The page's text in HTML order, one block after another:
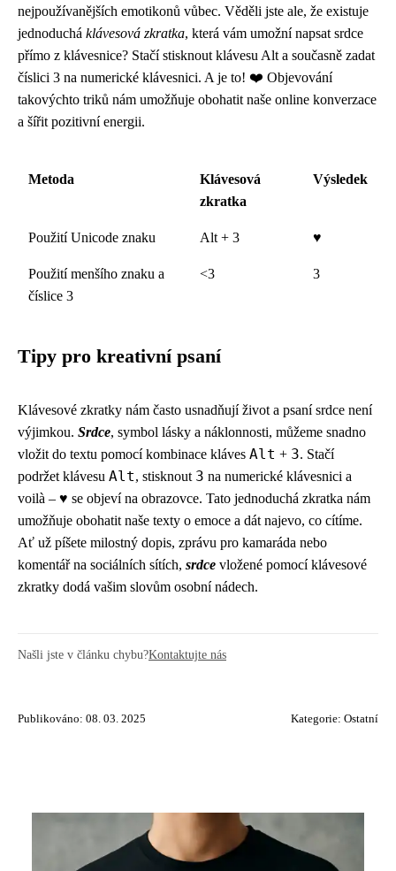
nejpoužívanějších emotikonů vůbec. Věděli jste ale, že existuje
jednoduchá klávesová zkratka, která vám umožní napsat srdce
přímo z klávesnice? Stačí stisknout klávesu Alt a současně zadat
číslici 3 na numerické klávesnici. A je to! ❤️ Objevování
takovýchto triků nám umožňuje obohatit naše online konverzace
a šířit pozitivní energii.
Metoda
Klávesová
zkratka
Výsledek
Použití Unicode znaku Alt + 3 ♥
Použití menšího znaku a
číslice 3
<3 3
Tipy pro kreativní psaní
Klávesové zkratky nám často usnadňují život a psaní srdce není
výjimkou. Srdce, symbol lásky a náklonnosti, můžeme snadno
vložit do textu pomocí kombinace kláves Alt + 3. Stačí
podržet klávesu Alt, stisknout 3 na numerické klávesnici a
voilà – ♥ se objeví na obrazovce. Tato jednoduchá zkratka nám
umožňuje obohatit naše texty o emoce a dát najevo, co cítíme.
Ať už píšete milostný dopis, zprávu pro kamaráda nebo
komentář na sociálních sítích, srdce vložené pomocí klávesové
zkratky dodá vašim slovům osobní nádech.
Našli jste v článku chybu?Kontaktujte nás
Publikováno: 08. 03. 2025 Kategorie: Ostatní